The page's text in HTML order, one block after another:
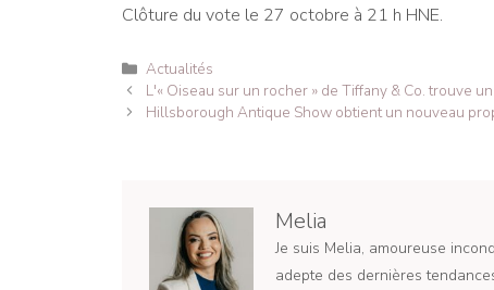
Clôture du vote le 27 octobre à 21 h HNE.
Catégories
Actualités
Navigation
des
L'« Oiseau sur un rocher » de Tiffany & Co. trouve
Hillsborough Antique Show obtient un nouveau
Melia
Je suis Melia, amoureuse
adepte des dernières